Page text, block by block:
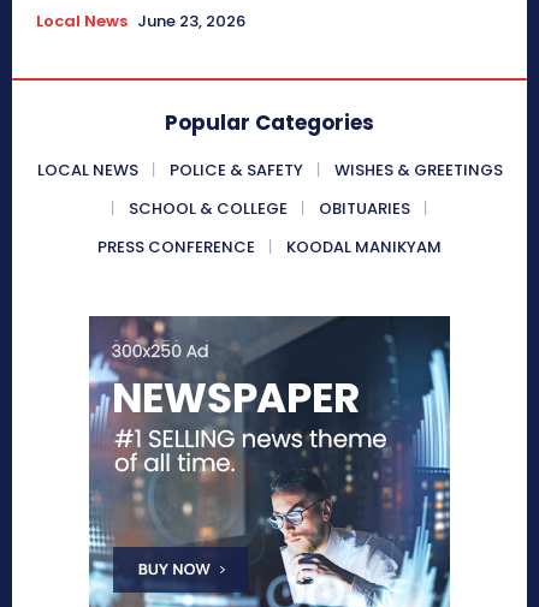
Local News June 23, 2026
Popular Categories
LOCAL NEWS POLICE & SAFETY
WISHES & GREETINGS
SCHOOL & COLLEGE
OBITUARIES
PRESS CONFERENCE
KOODAL MANIKYAM